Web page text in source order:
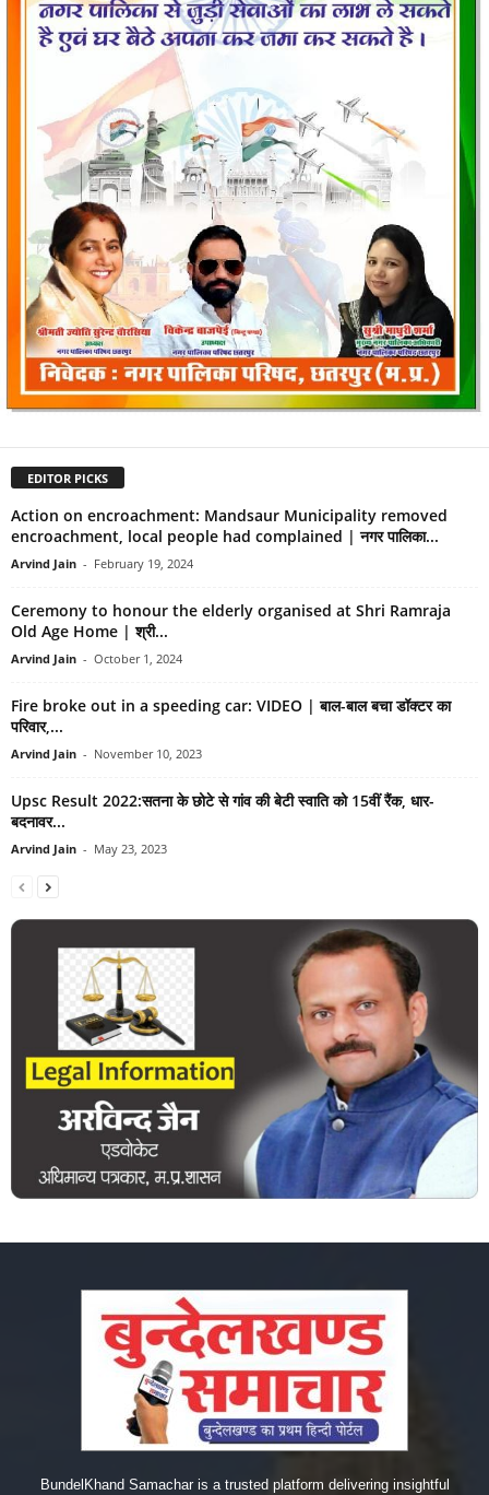
EDITOR PICKS
Action on encroachment: Mandsaur Municipality removed
encroachment, local people had complained | नगर पालिका...
Arvind Jain - February 19, 2024
Ceremony to honour the elderly organised at Shri Ramraja
Old Age Home | श्री...
Arvind Jain - October 1, 2024
Fire broke out in a speeding car: VIDEO | बाल-बाल बचा डॉक्टर का
परिवार,...
Arvind Jain - November 10, 2023
Upsc Result 2022:सतना के छोटे से गांव की बेटी स्वाति को 15वीं रैंक, धार-
बदनावर...
Arvind Jain - May 23, 2023
BundelKhand Samachar is a trusted platform delivering insightful